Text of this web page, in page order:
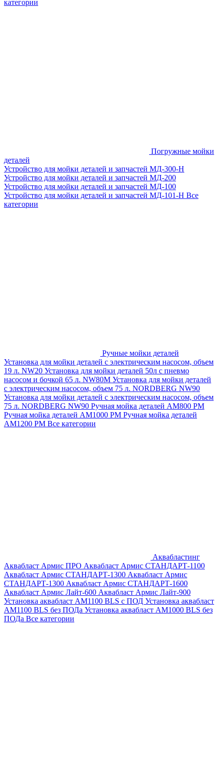
категории
Погружные мойки
деталей
Устройство для мойки деталей и запчастей МД-300-H
Устройство для мойки деталей и запчастей МД-200
Устройство для мойки деталей и запчастей МД-100
Устройство для мойки деталей и запчастей МД-101-Н Все
категории
Ручные мойки деталей
Установка для мойки деталей с электрическим насосом, объем
19 л. NW20 Установка для мойки деталей 50л с пневмо
насосом и бочкой 65 л. NW80M Установка для мойки деталей
с электрическим насосом, объем 75 л. NORDBERG NW90
Установка для мойки деталей с электрическим насосом, объем
75 л. NORDBERG NW90 Ручная мойка деталей АМ800 РМ
Ручная мойка деталей АМ1000 РМ Ручная мойка деталей
АМ1200 РМ Все категории
Аквабластинг
Аквабласт Армис ПРО Аквабласт Армис СТАНДАРТ-1100
Аквабласт Армис СТАНДАРТ-1300 Аквабласт Армис
СТАНДАРТ-1300 Аквабласт Армис СТАНДАРТ-1600
Аквабласт Армис Лайт-600 Аквабласт Армис Лайт-900
Установка аквабласт AM1100 BLS с ПОД Установка аквабласт
AM1100 BLS без ПОДа Установка аквабласт AM1000 BLS без
ПОДа Все категории